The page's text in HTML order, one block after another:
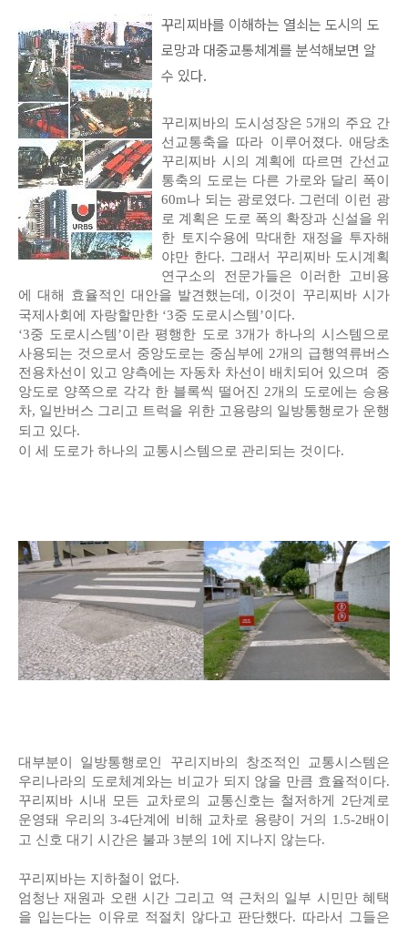
꾸리찌바를 이해하는 열쇠는 도시의 도
로망과 대중교통체계를 분석해보면 알
수 있다.
꾸리찌바의 도시성장은 5개의 주요 간
선교통축을 따라 이루어졌다. 애당초
꾸리찌바 시의 계획에 따르면 간선교
통축의 도로는 다른 가로와 달리 폭이
60m나 되는 광로였다. 그런데 이런 광
로 계획은 도로 폭의 확장과 신설을 위
한 토지수용에 막대한 재정을 투자해
야만 한다. 그래서 꾸리찌바 도시계획
연구소의 전문가들은 이러한 고비용
에 대해 효율적인 대안을 발견했는데, 이것이 꾸리찌바 시가
국제사회에 자랑할만한 ‘3중 도로시스템’이다.
‘3중 도로시스템’이란 평행한 도로 3개가 하나의 시스템으로
사용되는 것으로서 중앙도로는 중심부에 2개의 급행역류버스
전용차선이 있고 양측에는 자동차 차선이 배치되어 있으며 중
앙도로 양쪽으로 각각 한 블록씩 떨어진 2개의 도로에는 승용
차, 일반버스 그리고 트럭을 위한 고용량의 일방통행로가 운행
되고 있다.
이 세 도로가 하나의 교통시스템으로 관리되는 것이다.
대부분이 일방통행로인 꾸리지바의 창조적인 교통시스템은
우리나라의 도로체계와는 비교가 되지 않을 만큼 효율적이다.
꾸리찌바 시내 모든 교차로의 교통신호는 철저하게 2단계로
운영돼 우리의 3-4단계에 비해 교차로 용량이 거의 1.5-2배이
고 신호 대기 시간은 불과 3분의 1에 지나지 않는다.
꾸리찌바는 지하철이 없다.
엄청난 재원과 오랜 시간 그리고 역 근처의 일부 시민만 혜택
을 입는다는 이유로 적절치 않다고 판단했다. 따라서 그들은